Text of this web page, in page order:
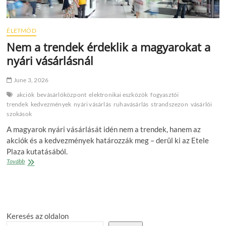
ÉLETMÓD
Nem a trendek érdeklik a magyarokat a
nyári vásárlásnál
June 3, 2026
akciók bevásárlóközpont elektronikai eszközök fogyasztói
trendek kedvezmények nyári vásárlás ruhavásárlás strandszezon vásárlói
szokások
A magyarok nyári vásárlását idén nem a trendek, hanem az
akciók és a kedvezmények határozzák meg – derül ki az Etele
Plaza kutatásából.
TovábbNem
a
nyári
Keresés az oldalon